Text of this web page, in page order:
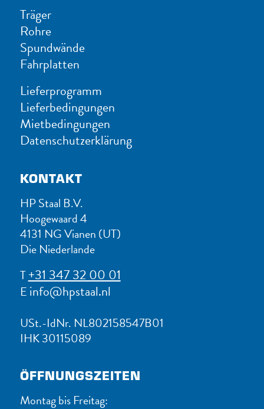
Träger
Rohre
Spundwände
Fahrplatten
Lieferprogramm
Lieferbedingungen
Mietbedingungen
Datenschutzerklärung
KONTAKT
HP Staal B.V.
Hoogewaard 4
4131 NG Vianen (UT)
Die Niederlande
T+31 347 32 00 01
E info@hpstaal.nl
USt.-IdNr. NL802158547B01
IHK 30115089
ÖFFNUNGSZEITEN
Montag bis Freitag: